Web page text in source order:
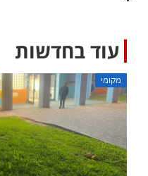
עוד בחדשות
מקומי